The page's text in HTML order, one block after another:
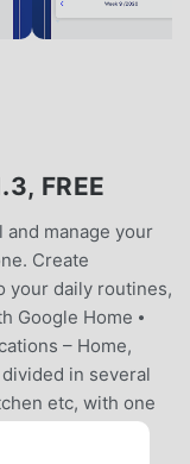
FREE
and manage your
Create
your daily routines,
Google Home ⦁
– Home,
divided in several
etc, with one
Set and adjust